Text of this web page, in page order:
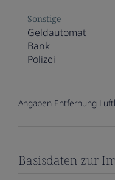
Sonstige
Geldautomat
Bank
Polizei
Angaben Entfernung
Basisdaten zur